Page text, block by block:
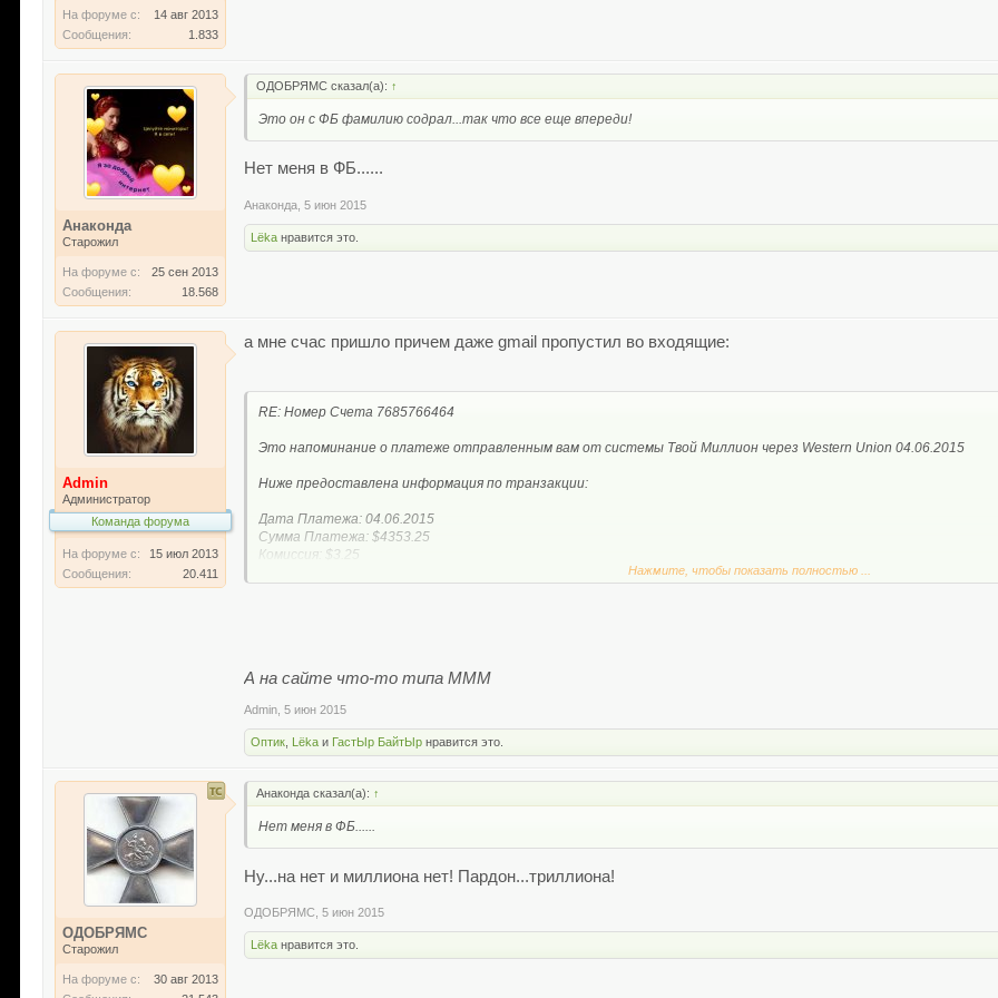
На форуме с:
14 авг 2013
Сообщения:
1.833
Анаконда
Старожил
На форуме с:
25 сен 2013
Сообщения:
18.568
ОДОБРЯМС сказал(а): ↑
Это он с ФБ фамилию содрал...так что все еще впереди!
Нет меня в ФБ......
Анаконда 5 июн 2015
Lёka нравится это.
Admin
Администратор
Команда форума
На форуме с:
15 июл 2013
Сообщения:
20.411
а мне счас пришло причем даже gmail пропустил во входящие:
RE: Номер Счета 7685766464
Это напоминание о платеже отправленным вам от системы Твой Миллион через Western Union 04.06.2015
Ниже предоставлена информация по транзакции:
Дата Платежа: 04.06.2015
Сумма Платежа: $4353.25
Комиссия: $3.25
Нажмите, чтобы показать полностью ...
А на сайте что-то типа МММ
Admin 5 июн 2015
Оптик Lёka и ГастЫр БайтЫр нравится это.
ОДОБРЯМС
Старожил
На форуме с:
30 авг 2013
Анаконда сказал(а): ↑
Нет меня в ФБ......
Ну...на нет и миллиона нет! Пардон...триллиона!
ОДОБРЯМС 5 июн 2015
Lёka нравится это.